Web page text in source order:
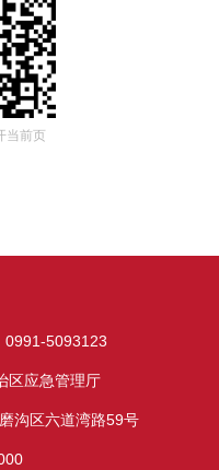
当前页
0991-5093123
区应急管理厅
沟区六道湾路59号